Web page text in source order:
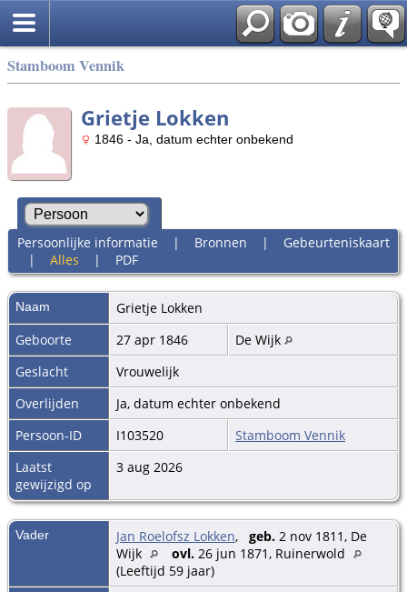
Stamboom Vennik
Grietje Lokken
1846 - Ja, datum echter onbekend
Persoonlijke informatie | Bronnen | Gebeurteniskaart
| Alles | PDF
Naam Grietje Lokken
Geboorte
27 apr 1846
De Wijk
Geslacht
Vrouwelijk
Overlijden
Ja, datum echter onbekend
Persoon-ID
I103520
Stamboom Vennik
Laatst
gewijzigd op
3 aug 2026
Vader Jan Roelofsz Lokken, geb. 2 nov 1811, De
Wijk
ovl. 26 jun 1871, Ruinerwold
(Leeftijd 59 jaar)